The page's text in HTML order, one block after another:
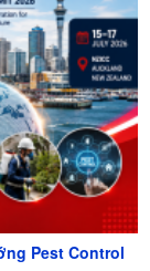
Pest Control